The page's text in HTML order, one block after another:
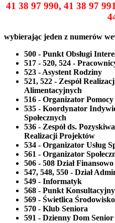
41 38 97 990, 41 38 97
wybierając jeden z numerów
500 - Punkt Obsługi
517 - 520, 524 -
523 - Asystent Rodziny
521, 522 - Zespół
Alimentacyjnych
516 - Organizator Pomocy
535 - Koordynator
Społecznych
536 - Zespół ds.
Realizacji Projektów
534 - Organizator Usług
561 - Organizator
506 - 508 Dział
547, 548, 550 - Dział
549 - Informatyk
568 - Punkt Konsultacyjny
569 - Świetlica
570 - Klub Seniora
591 - Dzienny Dom Senior